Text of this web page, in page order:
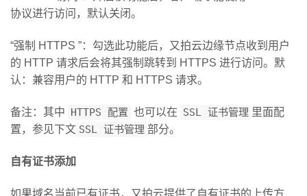
协议进行访问，默认关闭。
“强制 HTTPS ”：勾选此功能后，又拍云边缘节点收到用户
的 HTTP 请求后会将其强制跳转到 HTTPS 进行访问。默
认：兼容用户的 HTTP 和 HTTPS 请求。
备注：其中 HTTPS 配置 也可以在 SSL 证书管理 里面配
置，参见下文 SSL 证书管理 部分。
自有证书添加
如果域名当前已有证书，又拍云提供了自有证书的上传方